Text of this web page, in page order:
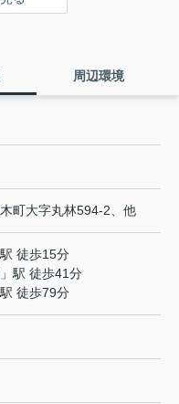
周辺環境
町大字丸林594-2、他
駅 徒歩15分
」駅 徒歩41分
駅 徒歩79分